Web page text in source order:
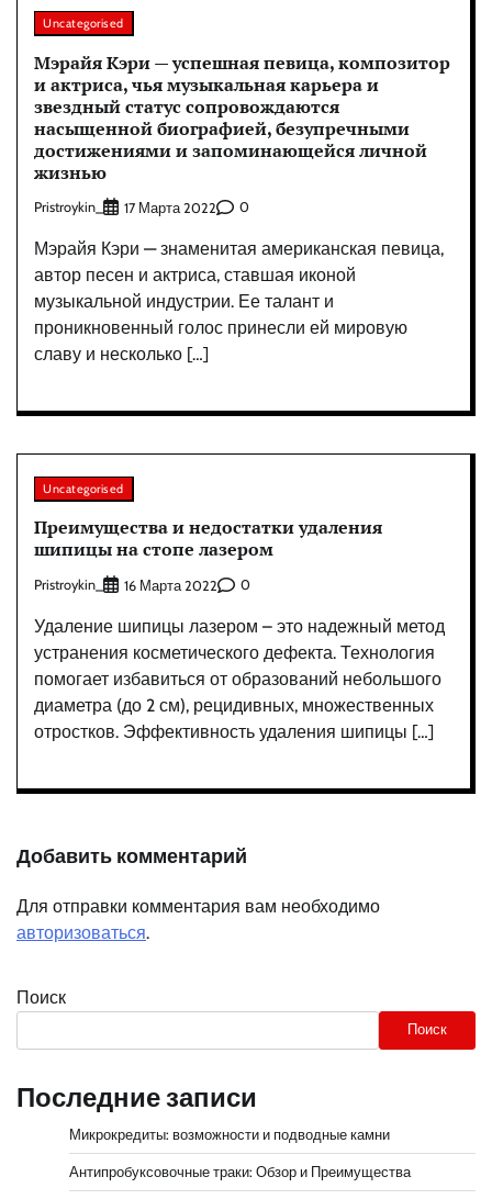
Uncategorised
Мэрайя Кэри — успешная певица, композитор
и актриса, чья музыкальная карьера и
звездный статус сопровождаются
насыщенной биографией, безупречными
достижениями и запоминающейся личной
жизнью
Pristroykin_ 17 Марта 2022 0
Мэрайя Кэри — знаменитая американская певица,
автор песен и актриса, ставшая иконой
музыкальной индустрии. Ее талант и
проникновенный голос принесли ей мировую
славу и несколько […]
Uncategorised
Преимущества и недостатки удаления
шипицы на стопе лазером
Pristroykin_ 16 Марта 2022 0
Удаление шипицы лазером – это надежный метод
устранения косметического дефекта. Технология
помогает избавиться от образований небольшого
диаметра (до 2 см), рецидивных, множественных
отростков. Эффективность удаления шипицы […]
Добавить комментарий
Для отправки комментария вам необходимо
авторизоваться.
Поиск
Поиск
Последние записи
Микрокредиты: возможности и подводные камни
Антипробуксовочные траки: Обзор и Преимущества